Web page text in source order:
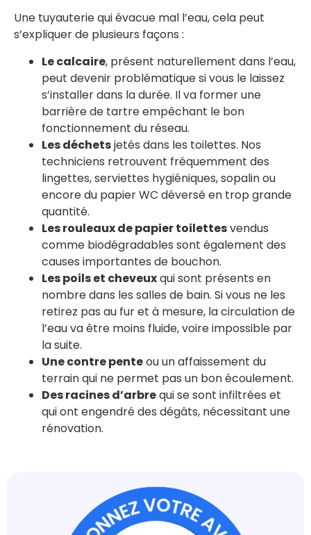
Une tuyauterie qui évacue mal l’eau, cela peut
s’expliquer de plusieurs façons :
Le calcaire, présent naturellement dans l’eau,
peut devenir problématique si vous le laissez
s’installer dans la durée. Il va former une
barrière de tartre empêchant le bon
fonctionnement du réseau.
Les déchetsjetés dans les toilettes. Nos
techniciens retrouvent fréquemment des
lingettes, serviettes hygiéniques, sopalin ou
encore du papier WC déversé en trop grande
quantité.
Les rouleaux de papier toilettesvendus
comme biodégradables sont également des
causes importantes de bouchon.
Les poils et cheveuxqui sont présents en
nombre dans les salles de bain. Si vous ne les
retirez pas au fur et à mesure, la circulation de
l’eau va être moins fluide, voire impossible par
la suite.
Une contre penteou un affaissement du
terrain qui ne permet pas un bon écoulement.
Des racines d’arbrequi se sont infiltrées et
qui ont engendré des dégâts, nécessitant une
rénovation.